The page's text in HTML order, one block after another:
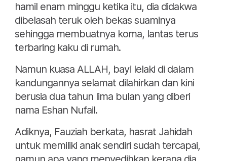
hamil enam minggu ketika itu, dia didakwa
dibelasah teruk oleh bekas suaminya
sehingga membuatnya koma, lantas terus
terbaring kaku di rumah.
Namun kuasa ALLAH, bayi lelaki di dalam
kandungannya selamat dilahirkan dan kini
berusia dua tahun lima bulan yang diberi
nama Eshan Nufail.
Adiknya, Fauziah berkata, hasrat Jahidah
untuk memiliki anak sendiri sudah tercapai,